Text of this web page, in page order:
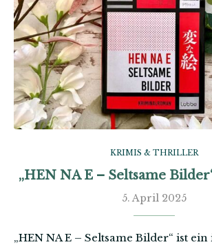
KRIMIS & THRILLER
„HEN NA E – Seltsame
5. April 2025
„HEN NA E – Seltsame Bilder“ ist